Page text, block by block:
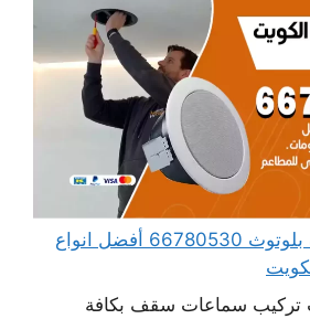
فني سماعات سقف بلوتوث 66780530 أفضل انواع
تركيب سماعات سقف بكافة